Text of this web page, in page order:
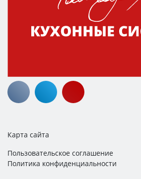
Карта сайта
Пользовательское соглашение
Политика конфиденциальности